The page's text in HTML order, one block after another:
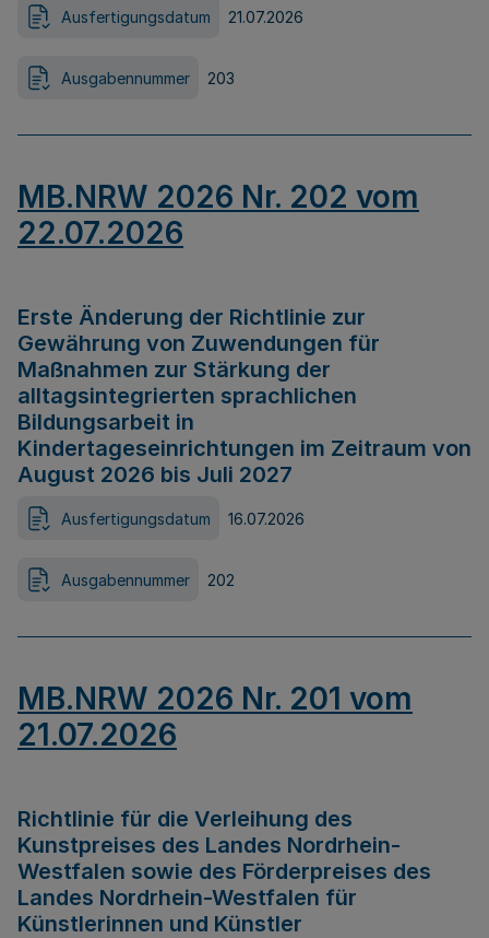
Ausfertigungsdatum 21.07.2026
Ausgabennummer 203
MB.NRW 2026 Nr. 202 vom
22.07.2026
Erste Änderung der Richtlinie zur
Gewährung von Zuwendungen für
Maßnahmen zur Stärkung der
alltagsintegrierten sprachlichen
Bildungsarbeit in
Kindertageseinrichtungen im Zeitraum von
August 2026 bis Juli 2027
Ausfertigungsdatum 16.07.2026
Ausgabennummer 202
MB.NRW 2026 Nr. 201 vom
21.07.2026
Richtlinie für die Verleihung des
Kunstpreises des Landes Nordrhein-
Westfalen sowie des Förderpreises des
Landes Nordrhein-Westfalen für
Künstlerinnen und Künstler